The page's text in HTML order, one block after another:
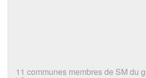
11 communes membres de SM du